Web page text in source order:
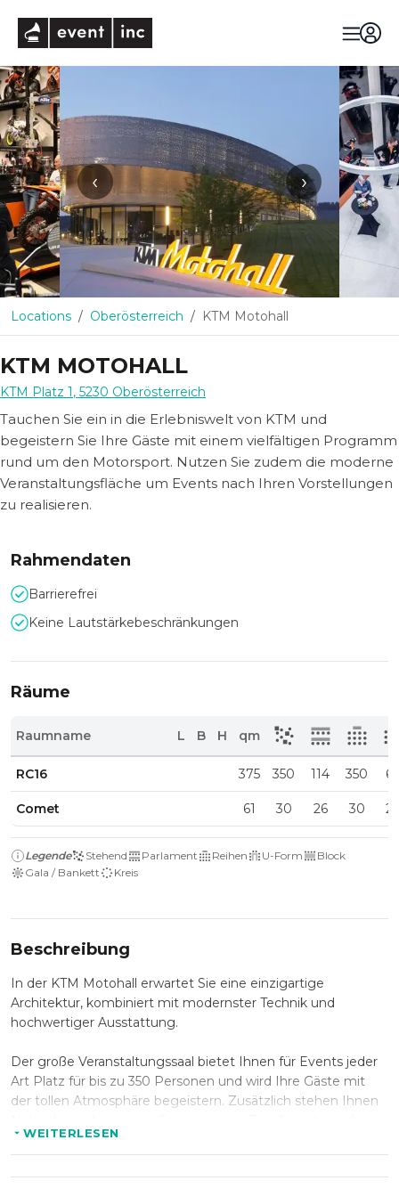
‹ ›
Locations Oberösterreich KTM Motohall
KTM MOTOHALL
KTM Platz 1, 5230 Oberösterreich
Tauchen Sie ein in die Erlebniswelt von KTM und
begeistern Sie Ihre Gäste mit einem vielfältigen Programm
rund um den Motorsport. Nutzen Sie zudem die moderne
Veranstaltungsfläche um Events nach Ihren Vorstellungen
zu realisieren.
Rahmendaten
Barrierefrei
Keine Lautstärkebeschränkungen
Räume
Raumname L B H qm
RC16 375 350 114 350
Comet 61 30 26 30
Legende Stehend Parlament Reihen U-Form
Block
Gala / Bankett
Kreis
Beschreibung
In der KTM Motohall erwartet Sie eine einzigartige
Architektur, kombiniert mit modernster Technik und
hochwertiger Ausstattung.
Der große Veranstaltungssaal bietet Ihnen für Events jeder
Art Platz für bis zu 350 Personen und wird Ihre Gäste mit
der tollen Atmosphäre begeistern. Zusätzlich stehen Ihnen
sowie Bar und Garderobe zur Verfügung.
Kombinieren Sie Ihre Veranstaltung mit einem
WEITERLESEN